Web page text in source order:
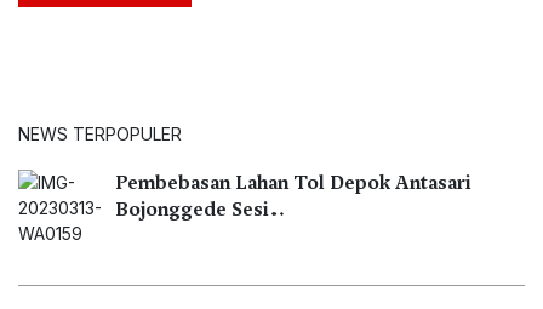
NEWS TERPOPULER
Pembebasan Lahan Tol Depok Antasari
Bojonggede Sesi…